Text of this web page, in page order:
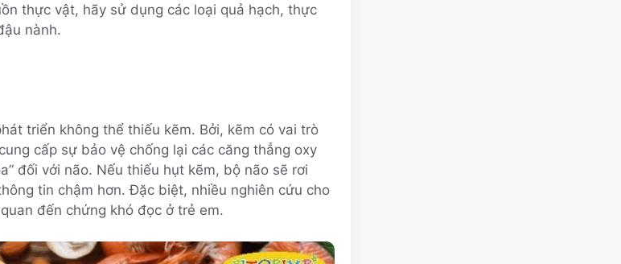
thực vật, hãy sử dụng các loại quả hạch, thực
nành.
triển không thể thiếu kẽm. Bởi, kẽm có vai trò
cấp sự bảo vệ chống lại các căng thẳng oxy
đối với não. Nếu thiếu hụt kẽm, bộ não sẽ rơi
tin chậm hơn. Đặc biệt, nhiều nghiên cứu cho
đến chứng khó đọc ở trẻ em.